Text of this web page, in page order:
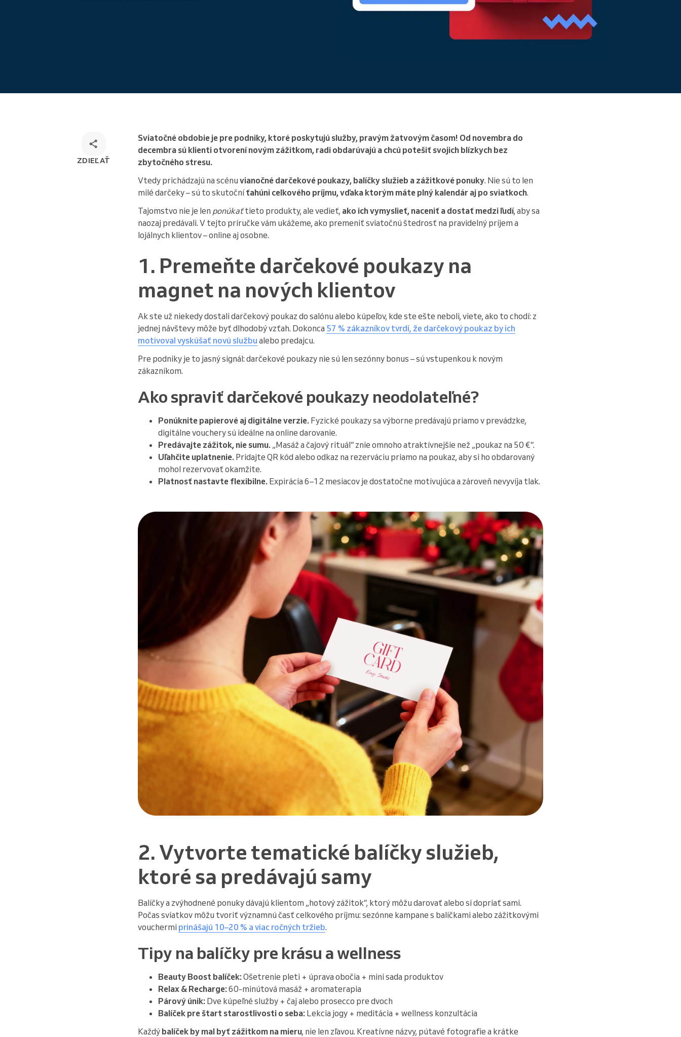
ZDIEĽAŤ
Sviatočné obdobie je pre podniky, ktoré poskytujú služby, pravým žatvovým časom! Od novembra do
decembra sú klienti otvorení novým zážitkom, radi obdarúvajú a chcú potešiť svojich blízkych bez
zbytočného stresu.
Vtedy prichádzajú na scénu vianočné darčekové poukazy, balíčky služieb a zážitkové ponuky. Nie sú to len
milé darčeky – sú to skutočníťahúni celkového príjmu, vďaka ktorým máte plný kalendár aj po sviatkoch.
Tajomstvo nie je len ponúkaťtieto produkty, ale vedieť, ako ich vymyslieť, naceniť a dostať medzi ľudí, aby sa
naozaj predávali. V tejto príručke vám ukážeme, ako premeniť sviatočnú štedrosť na pravidelný príjem a
lojálnych klientov – online aj osobne.
1. Premeňte darčekové poukazy na
magnet na nových klientov
Ak ste už niekedy dostali darčekový poukaz do salónu alebo kúpeľov, kde ste ešte neboli, viete, ako to chodí: z
jednej návštevy môže byť dlhodobý vzťah. Dokonca 57 % zákazníkov tvrdí, že darčekový poukaz by ich
motivoval vyskúšať novú službu alebo predajcu.
Pre podniky je to jasný signál: darčekové poukazy nie sú len sezónny bonus – sú vstupenkou k novým
zákazníkom.
Ako spraviť darčekové poukazy neodolateľné?
Ponúknite papierové aj digitálne verzie. Fyzické poukazy sa výborne predávajú priamo v prevádzke,
digitálne vouchery sú ideálne na online darovanie.
Predávajte zážitok, nie sumu. „Masáž a čajový rituál“ znie omnoho atraktívnejšie než „poukaz na 50 €“.
Uľahčite uplatnenie. Pridajte QR kód alebo odkaz na rezerváciu priamo na poukaz, aby si ho obdarovaný
mohol rezervovať okamžite.
Platnosť nastavte flexibilne. Expirácia 6–12 mesiacov je dostatočne motivujúca a zároveň nevyvíja tlak.
2. Vytvorte tematické balíčky služieb,
ktoré sa predávajú samy
Balíčky a zvýhodnené ponuky dávajú klientom „hotový zážitok“, ktorý môžu darovať alebo si dopriať sami.
Počas sviatkov môžu tvoriť významnú časť celkového príjmu: sezónne kampane s balíčkami alebo zážitkovými
vouchermi prinášajú 10–20 % a viac ročných tržieb.
Tipy na balíčky pre krásu a wellness
Beauty Boost balíček:Ošetrenie pleti + úprava obočia + mini sada produktov
Relax & Recharge:60-minútová masáž + aromaterapia
Párový únik: Dve kúpeľné služby + čaj alebo prosecco pre dvoch
Balíček pre štart starostlivosti o seba: Lekcia jogy + meditácia + wellness konzultácia
Každý balíček by mal byť zážitkom na mieru, nie len zľavou. Kreatívne názvy, pútavé fotografie a krátke